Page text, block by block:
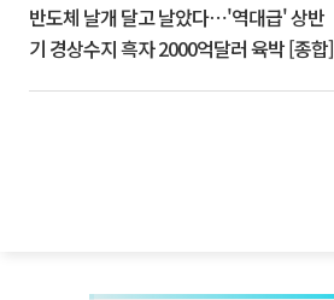
반도체 날개 달고 날았다⋯'역대급' 상반
기 경상수지 흑자 2000억달러 육박 [종합]